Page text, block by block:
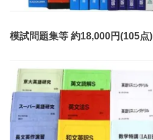
模試問題集等 約18,000円(105点)